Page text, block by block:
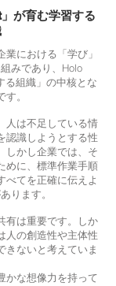
が育む学習する
における「学び」
みであり、Holo
る組織」の中核とな
。
人は不足している情
認識しようとする性
しかし企業では、そ
めに、標準作業手順
べてを正確に伝えよ
ります。
有は重要です。しか
人の創造性や主体性
きないと考えていま
かな想像力を持って